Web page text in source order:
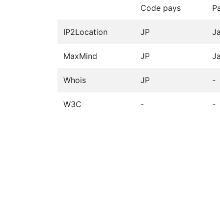
Code pays
IP2Location JP
MaxMind JP
Whois JP -
W3C - -